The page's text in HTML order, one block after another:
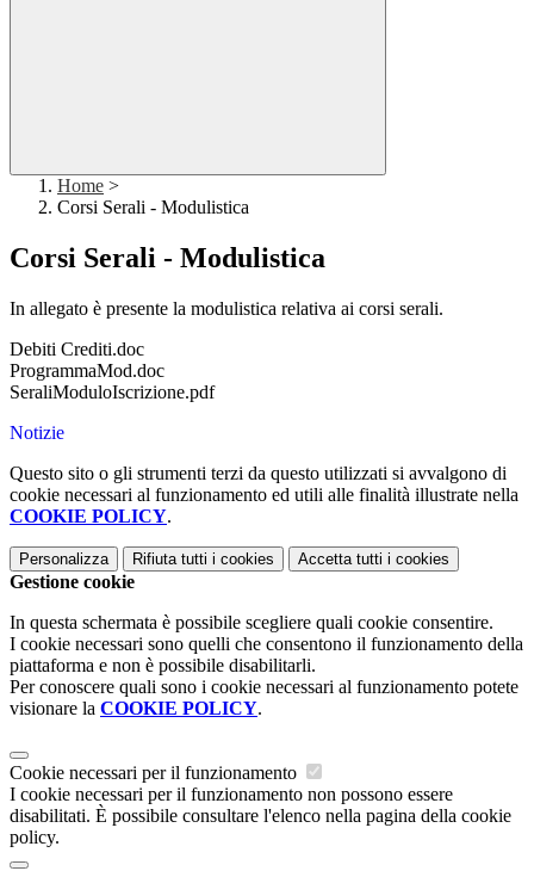
Home >
Corsi Serali - Modulistica
Corsi Serali - Modulistica
In allegato è presente la modulistica relativa ai corsi serali.
Debiti Crediti.doc
ProgrammaMod.doc
SeraliModuloIscrizione.pdf
Notizie
Questo sito o gli strumenti terzi da questo utilizzati si avvalgono di
cookie necessari al funzionamento ed utili alle finalità illustrate nella
COOKIE POLICY.
Personalizza Rifiuta tutti i cookies Accetta tutti i cookies
Gestione cookie
In questa schermata è possibile scegliere quali cookie consentire.
I cookie necessari sono quelli che consentono il funzionamento della
piattaforma e non è possibile disabilitarli.
Per conoscere quali sono i cookie necessari al funzionamento potete
visionare la COOKIE POLICY.
Cookie necessari per il funzionamento
I cookie necessari per il funzionamento non possono essere
disabilitati. È possibile consultare l'elenco nella pagina della cookie
policy.